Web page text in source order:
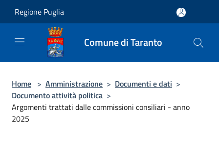
Regione Puglia
Comune di Taranto
Home > Amministrazione > Documenti e dati >
Documento attività politica >
Argomenti trattati dalle commissioni consiliari - anno
2025